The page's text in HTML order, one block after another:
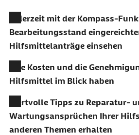
Jederzeit mit der Kompass-
Bearbeitungsstand
Hilfsmittelanträge einsehen
Alle Kosten und die
Hilfsmittel im Blick haben
Wertvolle Tipps zu Reparatur-
Wartungsansprüchen Ihrer
anderen Themen erhalten